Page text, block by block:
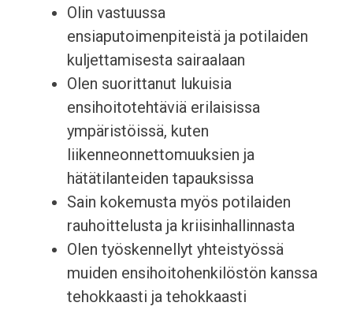
Olin vastuussa
ensiaputoimenpiteistä ja potilaiden
kuljettamisesta sairaalaan
Olen suorittanut lukuisia
ensihoitotehtäviä erilaisissa
ympäristöissä, kuten
liikenneonnettomuuksien ja
hätätilanteiden tapauksissa
Sain kokemusta myös potilaiden
rauhoittelusta ja kriisinhallinnasta
Olen työskennellyt yhteistyössä
muiden ensihoitohenkilöstön kanssa
tehokkaasti ja tehokkaasti